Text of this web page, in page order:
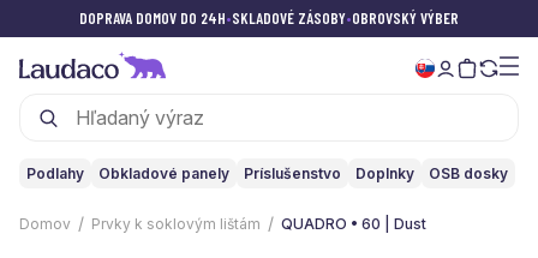
DOPRAVA DOMOV DO 24H•SKLADOVÉ ZÁSOBY•OBROVSKÝ VÝBER
Podlahy Obkladové panely Príslušenstvo Doplnky OSB dosky
Domov Prvky k soklovým lištám QUADRO • 60 | Dust